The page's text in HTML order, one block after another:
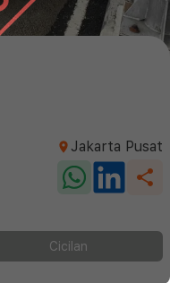
Jakarta Pusat
Cicilan